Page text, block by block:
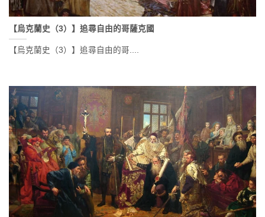
【烏克蘭史（3）】追尋自由的哥薩克國
【烏克蘭史（3）】追尋自由的哥....